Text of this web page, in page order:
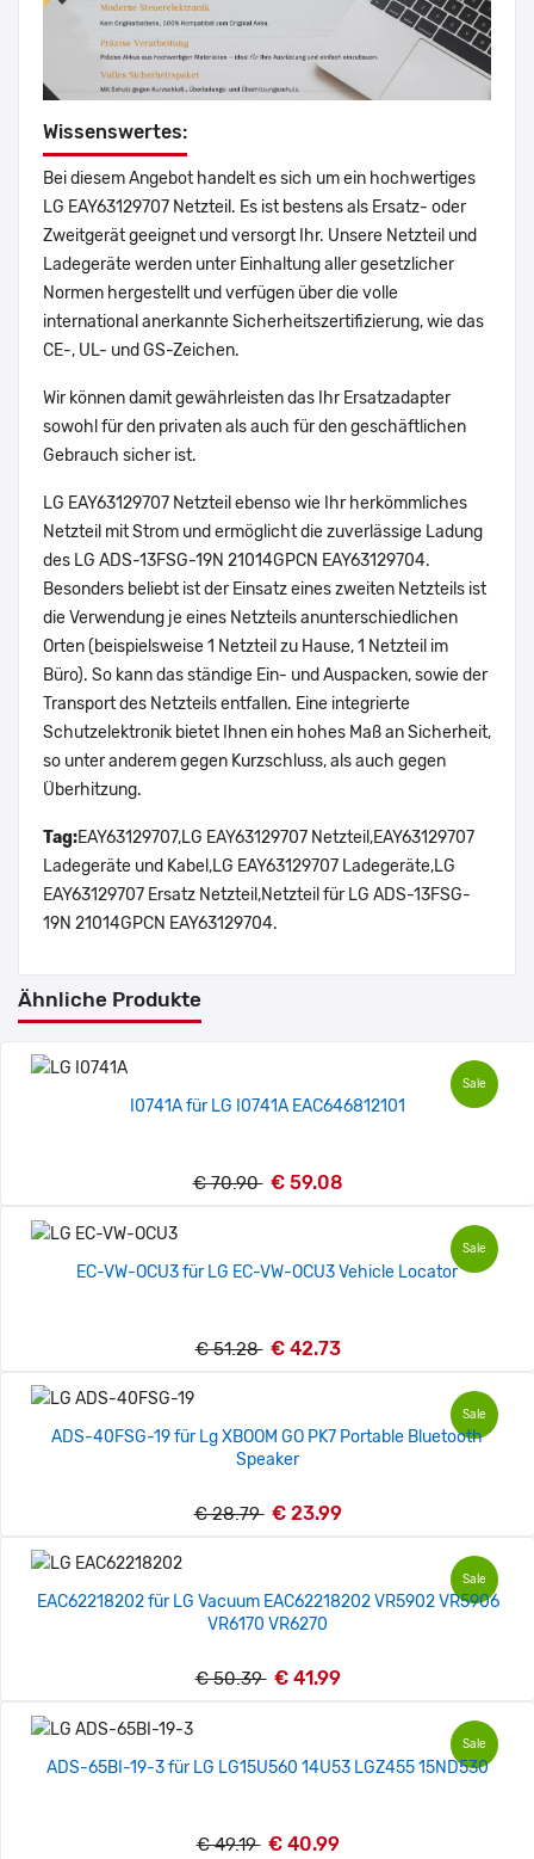
Wissenswertes:
Bei diesem Angebot handelt es sich um ein hochwertiges
LG EAY63129707 Netzteil. Es ist bestens als Ersatz- oder
Zweitgerät geeignet und versorgt Ihr. Unsere Netzteil und
Ladegeräte werden unter Einhaltung aller gesetzlicher
Normen hergestellt und verfügen über die volle
international anerkannte Sicherheitszertifizierung, wie das
CE-, UL- und GS-Zeichen.
Wir können damit gewährleisten das Ihr Ersatzadapter
sowohl für den privaten als auch für den geschäftlichen
Gebrauch sicher ist.
LG EAY63129707 Netzteil ebenso wie Ihr herkömmliches
Netzteil mit Strom und ermöglicht die zuverlässige Ladung
des LG ADS-13FSG-19N 21014GPCN EAY63129704.
Besonders beliebt ist der Einsatz eines zweiten Netzteils ist
die Verwendung je eines Netzteils anunterschiedlichen
Orten (beispielsweise 1 Netzteil zu Hause, 1 Netzteil im
Büro). So kann das ständige Ein- und Auspacken, sowie der
Transport des Netzteils entfallen. Eine integrierte
Schutzelektronik bietet Ihnen ein hohes Maß an Sicherheit,
so unter anderem gegen Kurzschluss, als auch gegen
Überhitzung.
Tag:EAY63129707,LG EAY63129707 Netzteil,EAY63129707
Ladegeräte und Kabel,LG EAY63129707 Ladegeräte,LG
EAY63129707 Ersatz Netzteil,Netzteil für LG ADS-13FSG-
19N 21014GPCN EAY63129704.
Ähnliche Produkte
Sale
I0741A für LG I0741A EAC646812101
€ 70.90 € 59.08
Sale
EC-VW-OCU3 für LG EC-VW-OCU3 Vehicle Locator
€ 51.28 € 42.73
Sale
ADS-40FSG-19 für Lg XBOOM GO PK7 Portable Bluetooth
Speaker
€ 28.79 € 23.99
Sale
EAC62218202 für LG Vacuum EAC62218202 VR5902 VR5906
VR6170 VR6270
€ 50.39 € 41.99
Sale
ADS-65BI-19-3 für LG LG15U560 14U53 LGZ455 15ND530
€ 49.19 € 40.99